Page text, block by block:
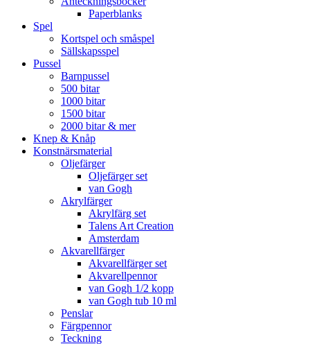
Paperblanks
Spel
Kortspel och småspel
Sällskapsspel
Pussel
Barnpussel
500 bitar
1000 bitar
1500 bitar
2000 bitar & mer
Knep & Knåp
Konstnärsmaterial
Oljefärger
Oljefärger set
van Gogh
Akrylfärger
Akrylfärg set
Talens Art Creation
Amsterdam
Akvarellfärger
Akvarellfärger set
Akvarellpennor
van Gogh 1/2 kopp
van Gogh tub 10 ml
Penslar
Färgpennor
Teckning